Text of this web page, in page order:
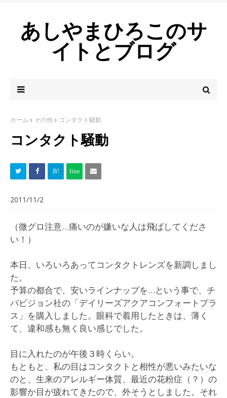
あしやまひろこのサ
イトとブログ
ホーム その他 コンタクト騒動
コンタクト騒動
2011/11/2
（微グロ注意…痛いのが嫌いな人は飛ばしてくださ
い！）
本日、いろいろあってコンタクトレンズを新調しまし
た。
予算の都合で、安いラインナップを…という事で、チ
バビジョン社の「デイリーズアクアコンフォートプラ
ス」を購入しました。眼科で着用したときは、薄く
て、違和感も無く良い感じでした。
目に入れたのが午後３時くらい。
もともと、私の目はコンタクトと相性が悪いみたいな
のと、生来のアレルギー体質、最近の花粉症（？）の
影響か目が疲れてきたので、外そうとしました。それ